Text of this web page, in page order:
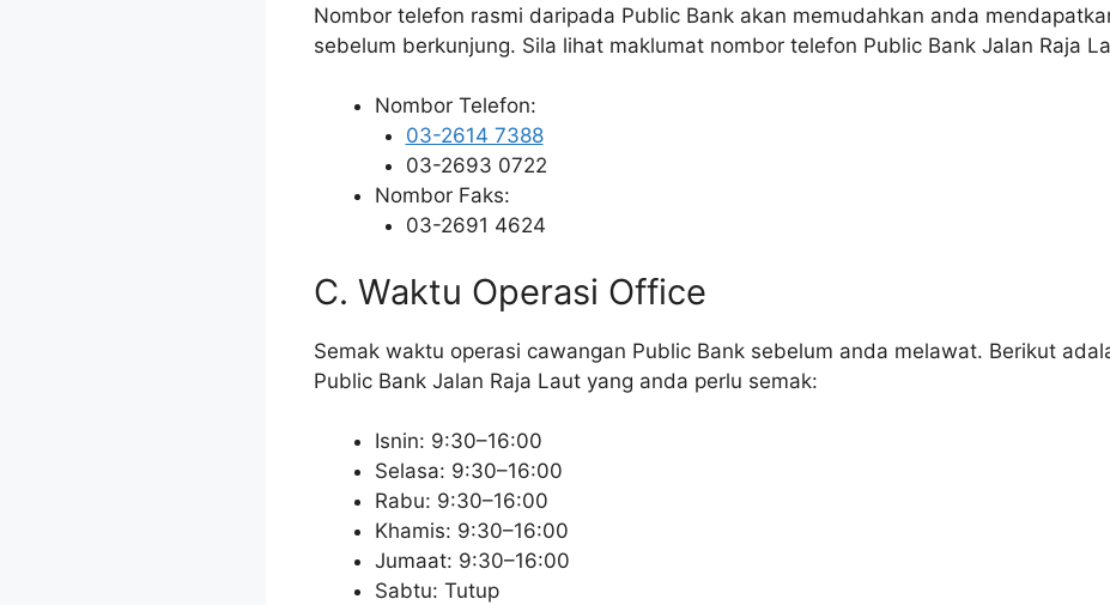
Nombor telefon rasmi daripada Public Bank akan memudahkan anda
sebelum berkunjung. Sila lihat maklumat nombor telefon Public Bank Jalan Raja
Nombor Telefon:
03-2614 7388
03-2693 0722
Nombor Faks:
03-2691 4624
C. Waktu Operasi Office
Semak waktu operasi cawangan Public Bank sebelum anda melawat. Berikut
Public Bank Jalan Raja Laut yang anda perlu semak:
Isnin: 9:30–16:00
Selasa: 9:30–16:00
Rabu: 9:30–16:00
Khamis: 9:30–16:00
Jumaat: 9:30–16:00
Sabtu: Tutup